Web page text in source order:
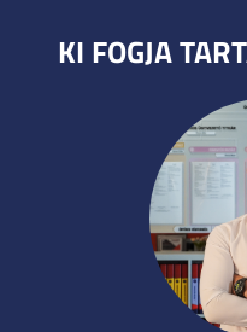
KI FOGJA